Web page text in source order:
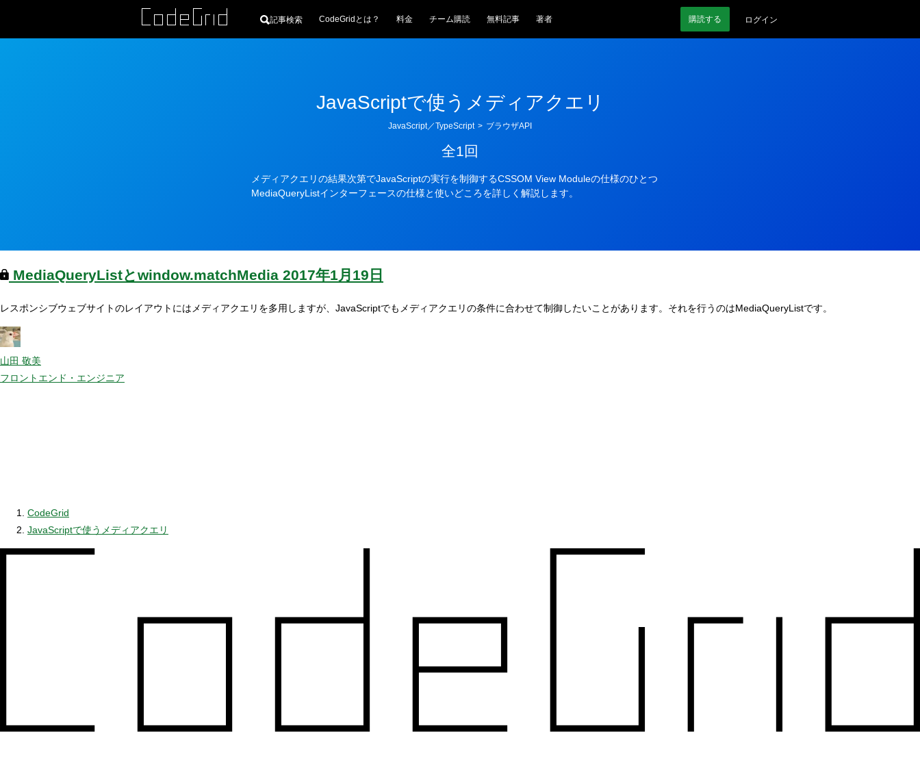
記事検索 CodeGridとは？ 料金 チーム購読 無料記事 著者 購読する ログイン
JavaScriptで使うメディアクエリ
ー
JavaScript／TypeScript > ブラウザAPI
全1回
メディアクエリの結果次第でJavaScriptの実行を制御するCSSOM View Moduleの仕様のひとつ
MediaQueryListインターフェースの仕様と使いどころを詳しく解説します。
MediaQueryListとwindow.matchMedia 2017年1月19日
レスポンシブウェブサイトのレイアウトにはメディアクエリを多用しますが、JavaScriptでもメディアクエリの条件に合わせて制御したいことがあります。それを行うのはMediaQueryListです。
山田 敬美
フロントエンド・エンジニア
CodeGrid
JavaScriptで使うメディアクエリ